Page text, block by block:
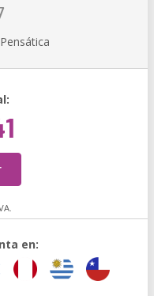
en: